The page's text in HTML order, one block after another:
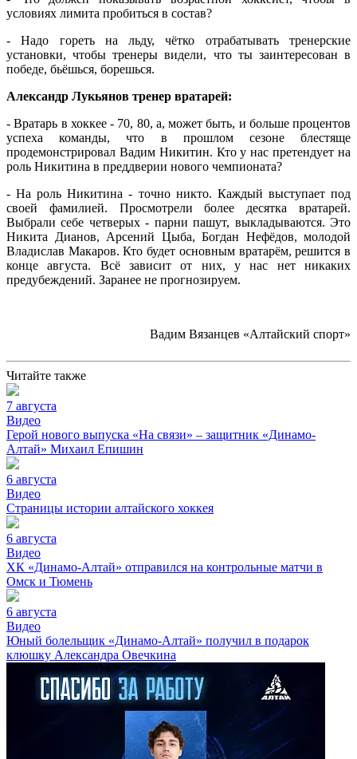
условиях лимита пробиться в состав?
- Надо гореть на льду, чётко отрабатывать тренерские
установки, чтобы тренеры видели, что ты заинтересован в
победе, бьёшься, борешься.
Александр Лукьянов тренер вратарей:
- Вратарь в хоккее - 70, 80, а, может быть, и больше процентов
успеха команды, что в прошлом сезоне блестяще
продемонстрировал Вадим Никитин. Кто у нас претендует на
роль Никитина в преддверии нового чемпионата?
- На роль Никитина - точно никто. Каждый выступает под
своей фамилией. Просмотрели более десятка вратарей.
Выбрали себе четверых - парни пашут, выкладываются. Это
Никита Дианов, Арсений Цыба, Богдан Нефёдов, молодой
Владислав Макаров. Кто будет основным вратарём, решится в
конце августа. Всё зависит от них, у нас нет никаких
предубеждений. Заранее не прогнозируем.
Вадим Вязанцев «Алтайский спорт»
Читайте также
7 августа
Видео
Герой нового выпуска «На связи» – защитник «Динамо-
Алтай» Михаил Епишин
6 августа
Видео
Страницы истории алтайского хоккея
6 августа
Видео
ХК «Динамо-Алтай» отправился на контрольные матчи в
Омск и Тюмень
6 августа
Видео
Юный болельщик «Динамо-Алтай» получил в подарок
клюшку Александра Овечкина